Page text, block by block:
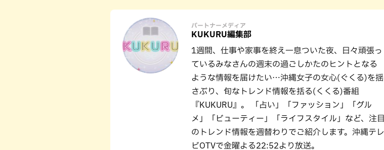
パートナーメディア
KUKURU編集部
1週間、仕事や家事を終え一息ついた夜、日々頑張っ
ているみなさんの週末の過ごしかたのヒントとなる
ような情報を届けたい…沖縄女子の女心(ぐくる)を揺
さぶり、旬なトレンド情報を括る(くくる)番組
『KUKURU』。 「占い」「ファッション」「グル
メ」「ビューティー」「ライフスタイル」など、注目
のトレンド情報を週替わりでご紹介します。沖縄テレ
ビOTVで金曜よる22:52より放送。